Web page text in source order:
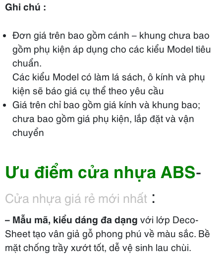
Cửa trơn
2.200
VNĐ
Ô gió (lá sách)
VNĐ
Chỉ nhôm
Cân đối theo
kích thước
cửa
600.000
VNĐ
mặt)
45mm)
VNĐ
Ghi chú :
Đơn giá trên bao gồm cánh – khung chưa bao
gồm phụ kiện áp dụng cho các kiểu Model tiêu
chuẩn.
Các kiểu Model có làm lá sách, ô kính và phụ
kiện sẽ báo giá cụ thể theo yêu cầu
Giá trên chỉ bao gồm giá kính và khung bao;
chưa bao gồm giá phụ kiện, lắp đặt và vận
chuyển
Ưu điểm cửa nhựa ABS-
Cửa nhựa giá rẻ mới nhất :
– Mẫu mã, kiểu dáng đa dạng với lớp Deco-
Sheet tạo vân giả gỗ phong phú về màu sắc. Bề
mặt chống trầy xướt tốt, dễ vệ sinh lau chùi.